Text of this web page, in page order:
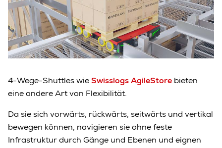
4-Wege-Shuttles wieSwisslogs AgileStore bieten
eine andere Art von Flexibilität.
Da sie sich vorwärts, rückwärts, seitwärts und vertikal
bewegen können, navigieren sie ohne feste
Infrastruktur durch Gänge und Ebenen und eignen